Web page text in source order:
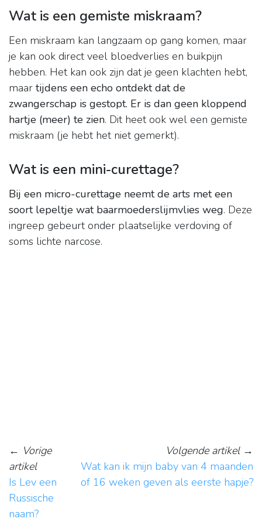
Wat is een gemiste miskraam?
Een miskraam kan langzaam op gang komen, maar
je kan ook direct veel bloedverlies en buikpijn
hebben. Het kan ook zijn dat je geen klachten hebt,
maar tijdens een echo ontdekt dat de
zwangerschap is gestopt. Er is dan geen kloppend
hartje (meer) te zien. Dit heet ook wel een gemiste
miskraam (je hebt het niet gemerkt).
Wat is een mini-curettage?
Bij een micro-curettage neemt de arts met een
soort lepeltje wat baarmoederslijmvlies weg. Deze
ingreep gebeurt onder plaatselijke verdoving of
soms lichte narcose.
← Vorige
artikel
Is Lev een
Russische
naam?
Volgende artikel→
Wat kan ik mijn baby van 4 maanden
of 16 weken geven als eerste hapje?